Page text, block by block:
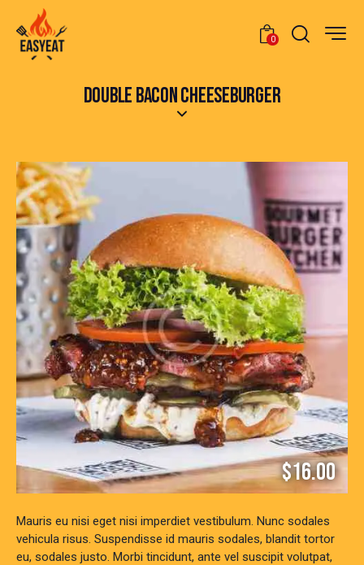
0
DOUBLE BACON CHEESEBURGER
$16.00
Mauris eu nisi eget nisi imperdiet vestibulum. Nunc sodales
vehicula risus. Suspendisse id mauris sodales, blandit tortor
eu, sodales justo. Morbi tincidunt, ante vel suscipit volutpat,